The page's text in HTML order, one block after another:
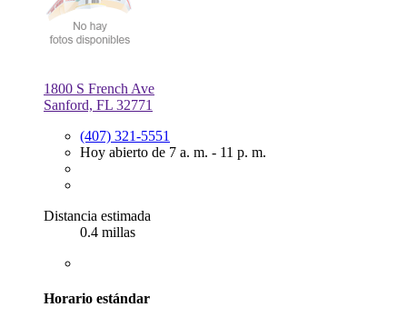
1800 S French Ave
Sanford, FL 32771
(407) 321-5551
Hoy abierto de 7 a. m. - 11 p. m.
Distancia estimada
0.4 millas
Horario estándar